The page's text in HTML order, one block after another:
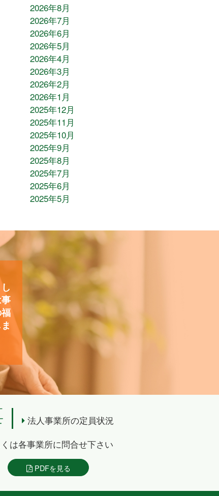
2026年8月
2026年7月
2026年6月
2026年5月
2026年4月
2026年3月
2026年2月
2026年1月
2025年12月
2025年11月
2025年10月
2025年9月
2025年8月
2025年7月
2025年6月
2025年5月
法人事業所の定員状況
は各事業所に問合せ下さい
PDFを見る